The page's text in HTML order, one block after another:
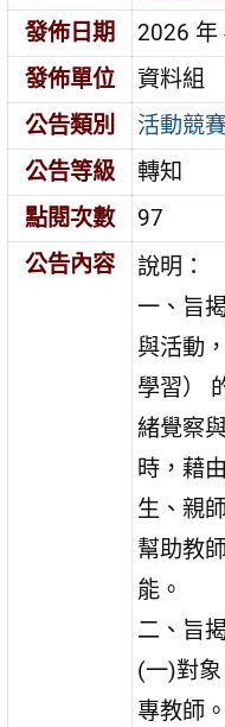
發佈日期
2026 年
發佈單位
資料組
公告類別
活動競
公告等級
轉知
點閱次數
97
公告內容
說明：
一、旨
與活動
學習）
緒覺察
時，藉
生、親
幫助教
能。
二、旨
(一)對
專教師。